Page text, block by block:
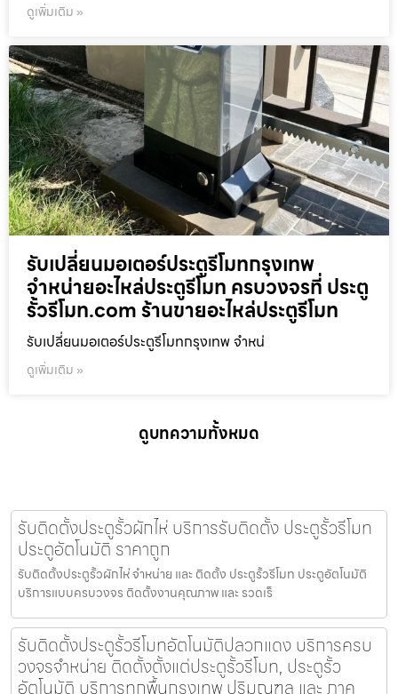
ดูเพิ่มเติม »
รับเปลี่ยนมอเตอร์ประตูรีโมทกรุงเทพ
จำหน่ายอะไหล่ประตูรีโมท ครบวงจรที่ ประตู
รั้วรีโมท.com ร้านขายอะไหล่ประตูรีโมท
รับเปลี่ยนมอเตอร์ประตูรีโมทกรุงเทพ จำหน่
ดูเพิ่มเติม »
ดูบทความทั้งหมด
รับติดตั้งประตูรั้วผักไห่ บริการรับติดตั้ง ประตูรั้วรีโมท
ประตูอัตโนมัติ ราคาถูก
รับติดตั้งประตูรั้วผักไห่ จำหน่าย และ ติดตั้ง ประตูรั้วรีโมท ประตูอัตโนมัติ
บริการแบบครบวงจร ติดตั้งงานคุณภาพ และ รวดเร็
รับติดตั้งประตูรั้วรีโมทอัตโนมัติปลวกแดง บริการครบ
วงจรจำหน่าย ติดตั้งตั้งแต่ประตูรั้วรีโมท, ประตูรั้ว
อัตโนมัติ บริการทุกพื้นกรุงเทพ ปริมณฑล และ ภาค